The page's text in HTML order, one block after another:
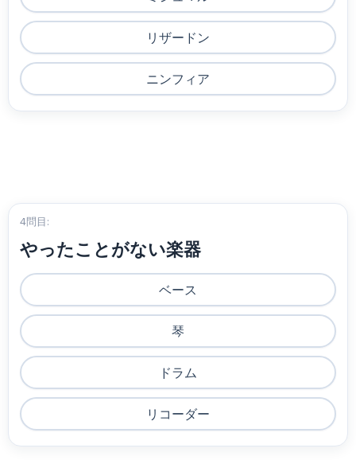
リザードン
ニンフィア
4問目:
やったことがない楽器
ベース
琴
ドラム
リコーダー